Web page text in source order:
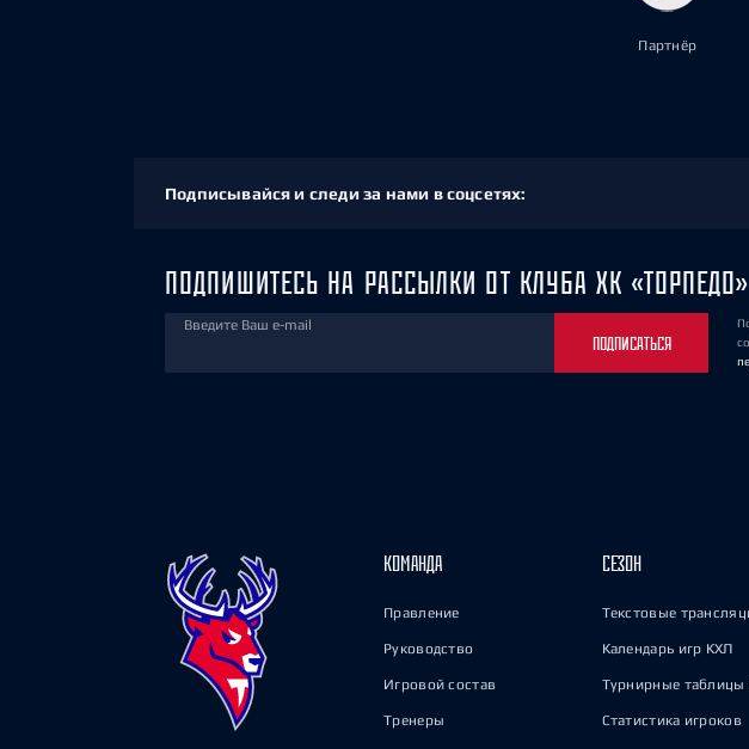
Партнёр
Подписывайся и следи за нами в соцсетях:
ПОДПИШИТЕСЬ НА РАССЫЛКИ ОТ КЛУБА ХК «ТОРПЕДО»
Введите Ваш e-mail
ПОДПИСАТЬСЯ
КОМАНДА
Правление
Руководство
Игровой состав
Тренеры
СЕЗОН
Текстовые
Календарь игр КХЛ
Турнирные таблицы
Статистика игроков